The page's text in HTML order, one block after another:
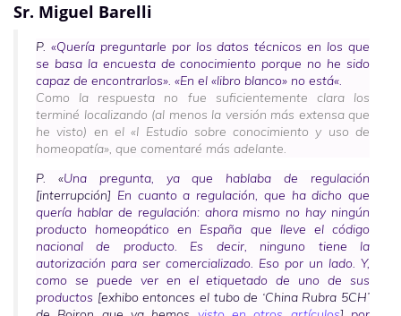
Sr. Miguel Barelli
P. «Quería preguntarle por los datos técnicos en los que
se basa la encuesta de conocimiento porque no he sido
capaz de encontrarlos». «En el «libro blanco» no está«.
Como la respuesta no fue suficientemente clara los
terminé localizando (al menos la versión más extensa que
he visto) en el «I Estudio sobre conocimiento y uso de
homeopatía», que comentaré más adelante.
P. «Una pregunta, ya que hablaba de regulación
[interrupción] En cuanto a regulación, que ha dicho que
quería hablar de regulación: ahora mismo no hay ningún
producto homeopático en España que lleve el código
nacional de producto. Es decir, ninguno tiene la
autorización para ser comercializado. Eso por un lado. Y,
como se puede ver en el etiquetado de uno de sus
productos [exhibo entonces el tubo de ‘China Rubra 5CH’